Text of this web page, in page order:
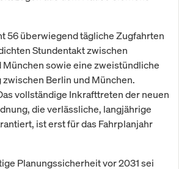
56 überwiegend tägliche Zugfahrten
Stundentakt zwischen
München sowie eine zweistündliche
Berlin und München.
vollständige Inkrafttreten der neuen
die verlässliche, langjährige
ist erst für das Fahrplanjahr
Planungssicherheit vor 2031 sei